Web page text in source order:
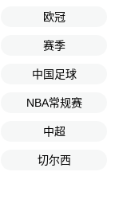
欧冠
赛季
中国足球
NBA常规赛
中超
切尔西